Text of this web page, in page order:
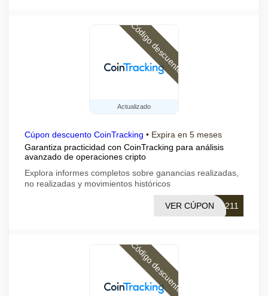
Actualizado
Código descuento
Cúpon descuento CoinTracking • Expira en 5 meses
Garantiza practicidad con CoinTracking para análisis
avanzado de operaciones cripto
Explora informes completos sobre ganancias realizadas,
no realizadas y movimientos históricos
0211
VER CÚPON
Código descuento